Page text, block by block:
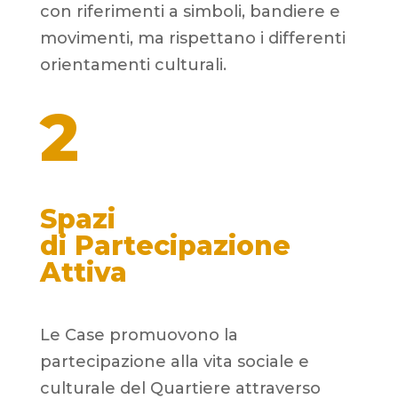
con riferimenti a simboli, bandiere e
movimenti, ma rispettano i differenti
orientamenti culturali.
2
Spazi
di Partecipazione
Attiva
Le Case promuovono la
partecipazione alla vita sociale e
culturale del Quartiere attraverso